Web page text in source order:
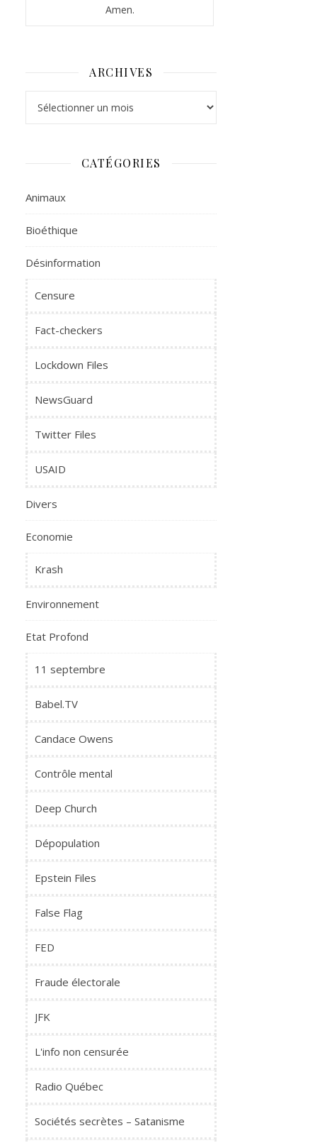
Amen.
ARCHIVES
CATÉGORIES
Animaux
Bioéthique
Désinformation
Censure
Fact-checkers
Lockdown Files
NewsGuard
Twitter Files
USAID
Divers
Economie
Krash
Environnement
Etat Profond
11 septembre
Babel.TV
Candace Owens
Contrôle mental
Deep Church
Dépopulation
Epstein Files
False Flag
FED
Fraude électorale
JFK
L'info non censurée
Radio Québec
Sociétés secrètes – Satanisme